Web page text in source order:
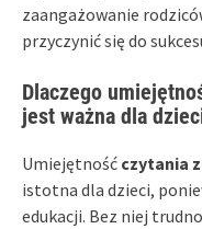
zaangażowanie
przyczynić się do
Dlaczego
jest ważna dla
Umiejętność czytania
istotna dla dzieci,
edukacji. Bez niej